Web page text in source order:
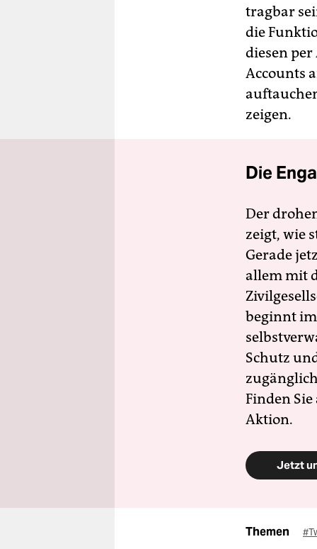
tragbar
die
diesen
Accounts
zeigen.
Die
Der
zeigt, wie
Gerade
allem mit
beginnt
Schutz
Finden
Aktion.
Jetzt
Themen